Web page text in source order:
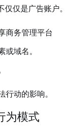
仅是广告账户。
商务管理平台
域名。
动的影响。
为模式